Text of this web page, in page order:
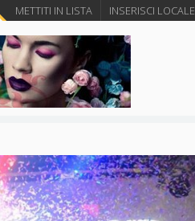
METTITI IN LISTA INSERISCI LOCALE